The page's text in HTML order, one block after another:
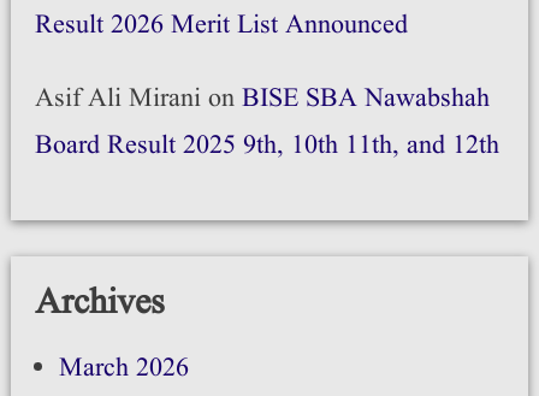
Result 2026 Merit List Announced
Asif Ali MiranionBISE SBA Nawabshah
Board Result 2025 9th, 10th 11th, and 12th
Archives
March 2026